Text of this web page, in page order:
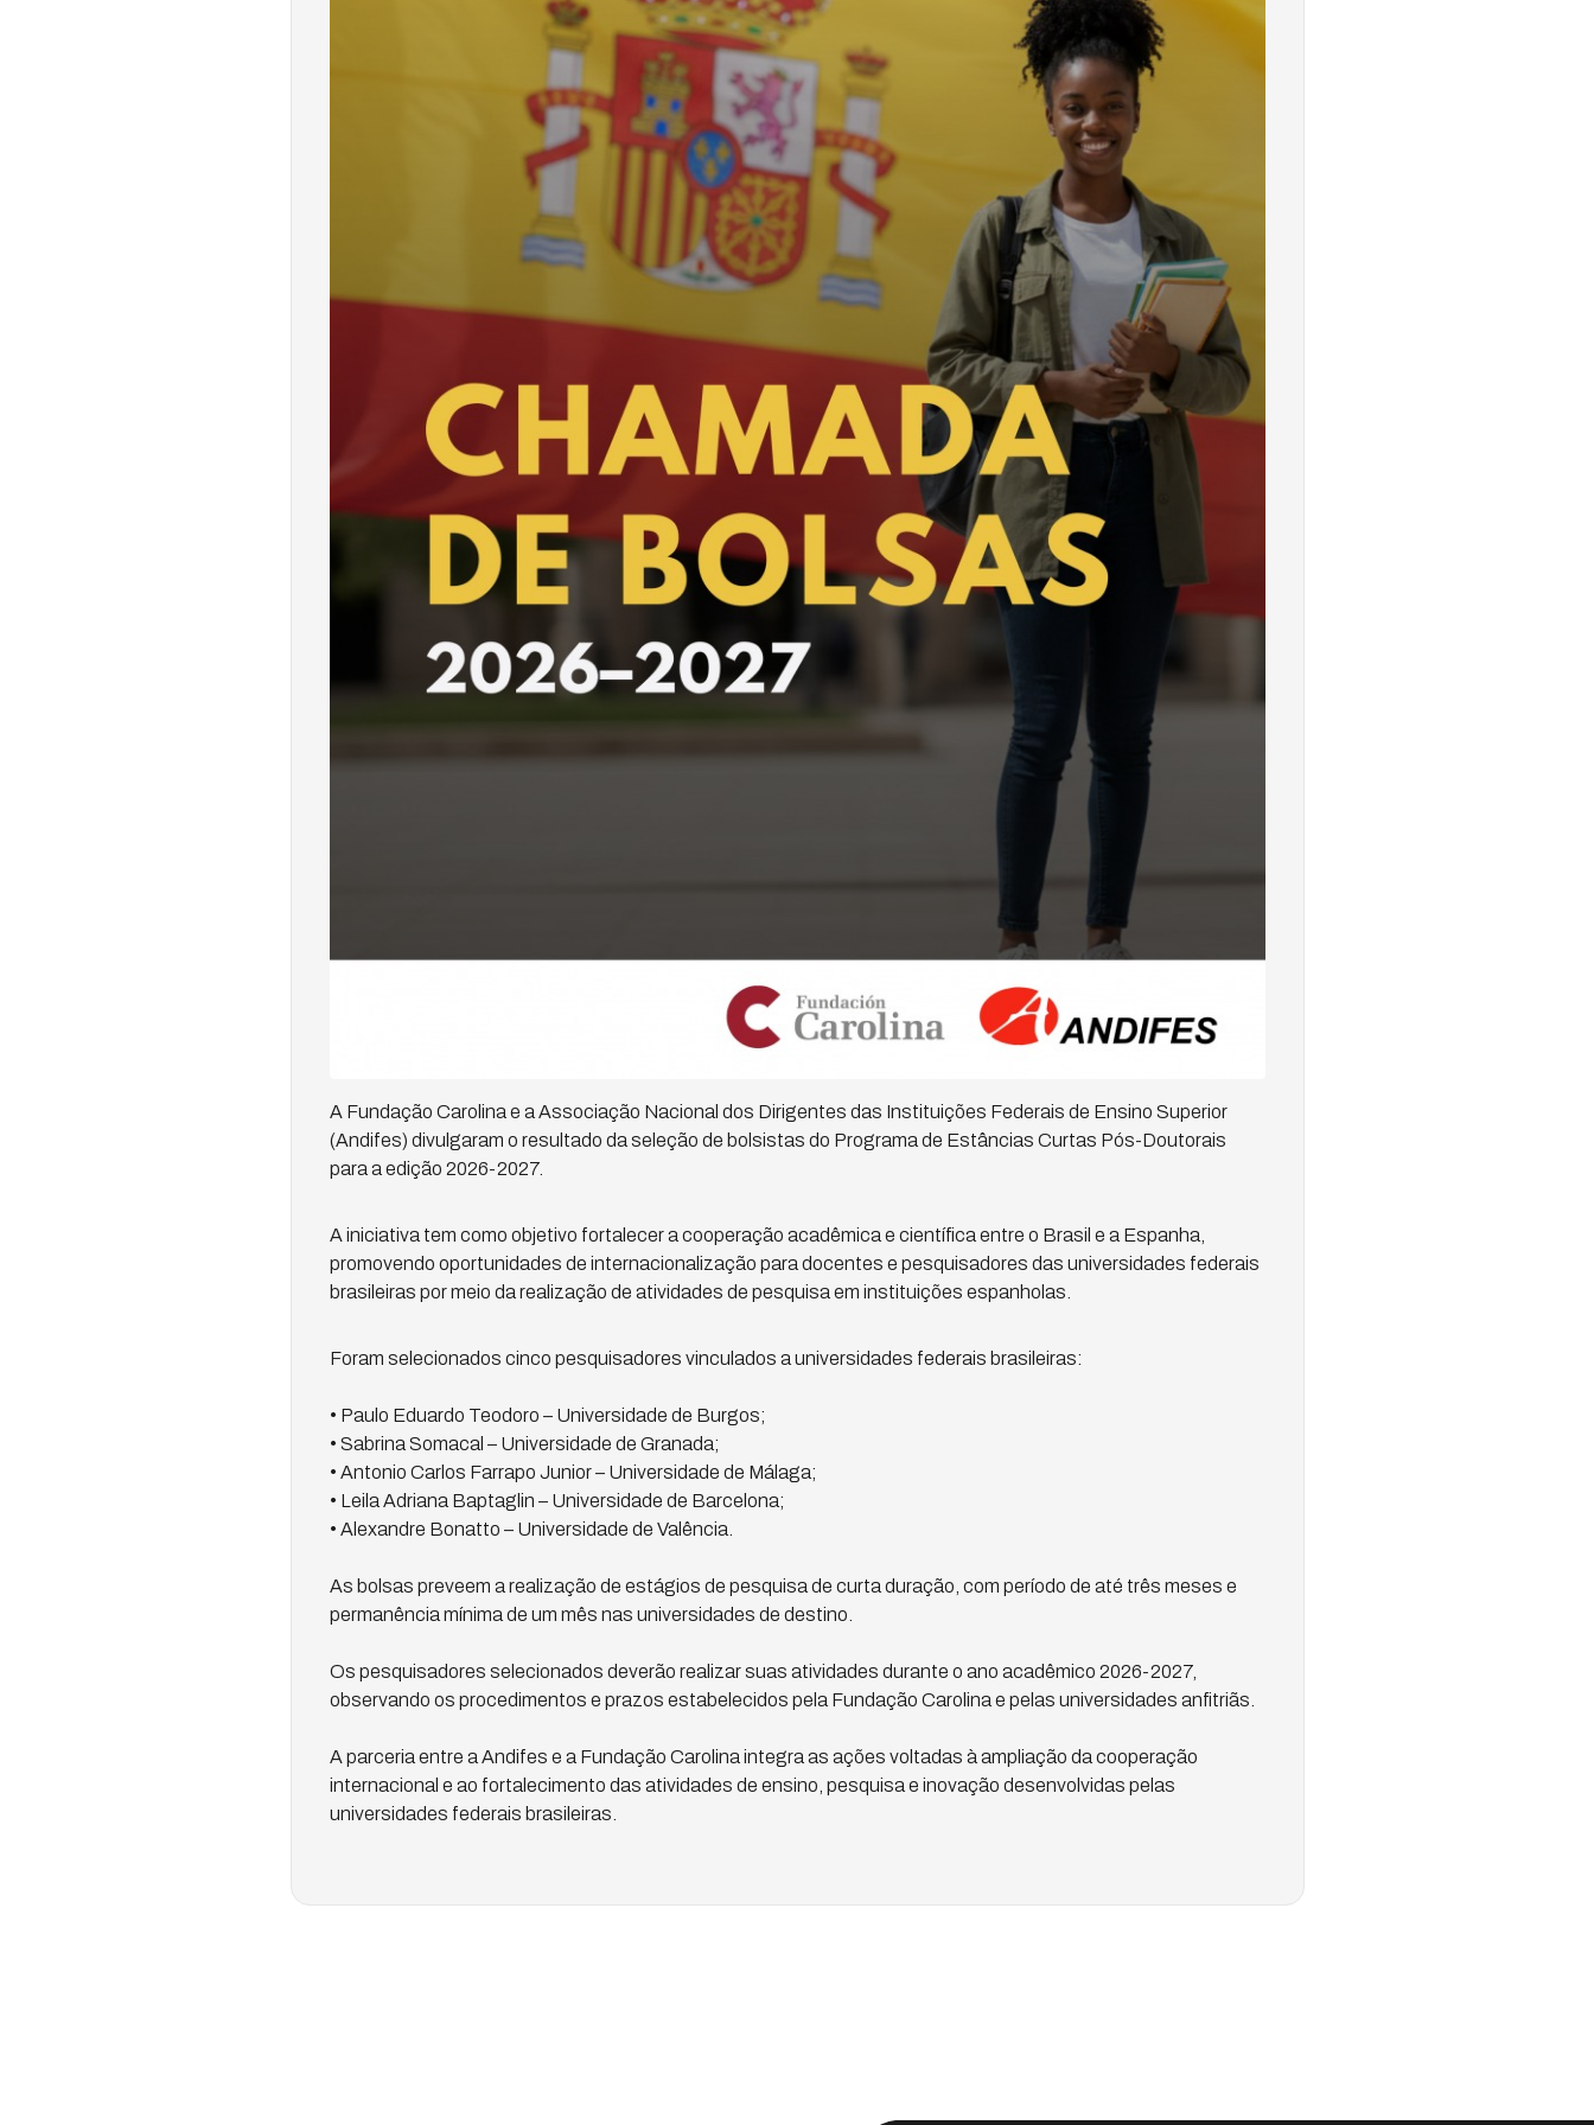
A Fundação Carolina e a Associação Nacional dos Dirigentes das Instituições Federais de Ensino Superior
(Andifes) divulgaram o resultado da seleção de bolsistas do Programa de Estâncias Curtas Pós-Doutorais
para a edição 2026-2027.
A iniciativa tem como objetivo fortalecer a cooperação acadêmica e científica entre o Brasil e a Espanha,
promovendo oportunidades de internacionalização para docentes e pesquisadores das universidades federais
brasileiras por meio da realização de atividades de pesquisa em instituições espanholas.
Foram selecionados cinco pesquisadores vinculados a universidades federais brasileiras:
• Paulo Eduardo Teodoro – Universidade de Burgos;
• Sabrina Somacal – Universidade de Granada;
• Antonio Carlos Farrapo Junior – Universidade de Málaga;
• Leila Adriana Baptaglin – Universidade de Barcelona;
• Alexandre Bonatto – Universidade de Valência.
As bolsas preveem a realização de estágios de pesquisa de curta duração, com período de até três meses e
permanência mínima de um mês nas universidades de destino.
Os pesquisadores selecionados deverão realizar suas atividades durante o ano acadêmico 2026-2027,
observando os procedimentos e prazos estabelecidos pela Fundação Carolina e pelas universidades anfitriãs.
A parceria entre a Andifes e a Fundação Carolina integra as ações voltadas à ampliação da cooperação
internacional e ao fortalecimento das atividades de ensino, pesquisa e inovação desenvolvidas pelas
universidades federais brasileiras.